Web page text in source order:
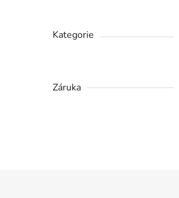
Kategorie
Záruka